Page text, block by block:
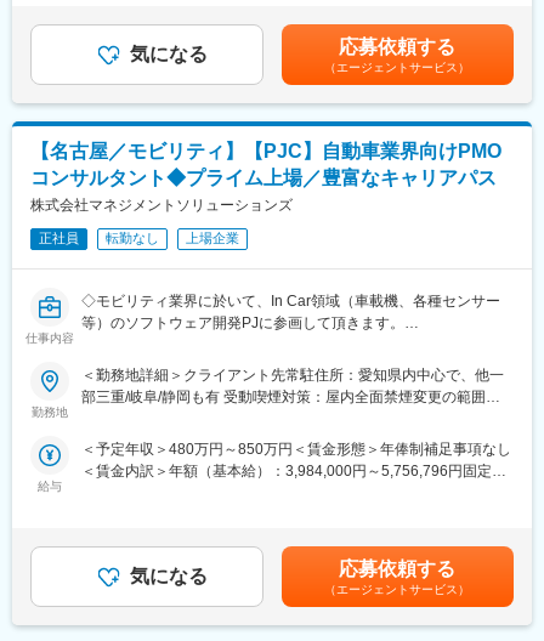
■働きやすさ：
・月8～9休／深夜営業基本なし
・休日出勤や欠員時はSV・ブロック長がサポートし、エリア内で
人員を補完
・無理な長時間労働を防ぐ、組織的な運営体制
■インセンティブ制度／年4回
・四半期毎の店舗ランキングにより支給
「人を育て、店を良くする」
■こんな方におすすめ：
・売上管理だけでなく、「人を育てる店長」を目指したい方
・国内外など、将来のキャリアの選択肢を広く持ちたい方
・安定した基盤のもと、長期的にキャリアアップしたい方
・RFP／WBSはじめ、提案資料等ドキュメント作成
・クライアントフェーシング及び、意思決定支援
・PJ内外での課題やプロセスの可視化／分析／改善提案／実行／
定着化及び、PJ推進に関するルール／ポリシー／ガイドライン策
定
・PJメンバーへの指揮／統率及び、育成／フォロー
※その他、プロジェクトの進行や行程をよりスムーズに行うための
サポートを幅広く行います。
■案件事例
・大手部品メーカー：ECU搭載の電子PFソフトウェア開発PMO
・大手部品メーカー：大規模システム開発PJマネジメントの仕組
・モビリティソフト会社：自動運転システム開発PMO及び、同シ
ステム品質監査査定／運用支援
部門全体のマネジメント改善
※上記はあくまで一例です。
PMOとしてのキャリアは以下１～４のステップがございます。
１．プロジェクトアドミニストレーター
２．プロジェクトコントローラー
３．プロジェクトマネジメントアナリスト
４．プロジェクトマネジメントコンサルタント
残業手当＞有＜給与補足＞※当社給与規定により、経験・スキル等
を考慮した上で決定いたします。■昇給・昇格：基本的に年1回
（ご入社月により変動）・子ども手当※・通勤交通費支給（上限5
万円）※・テレワーク手当※※については、当社規程に準じ支給賃
金はあくまでも目安の金額であり、選考を通じて上下する可能性
があります。月給(月額)は固定手当を含めた表記です。
気になる 応募依頼する
（エージェントサービス）
【名古屋／モビリティ】【PJC】自動車業界向けPMO
コンサルタント◆プライム上場／豊富なキャリアパス
株式会社マネジメントソリューションズ
正社員 転勤なし 上場企業
仕事内容
◇モビリティ業界に於いて、In Car領域（車載機、各種センサー
等）のソフトウェア開発PJに参画して頂きます。
合わせたプロジェクトコントローラー（PJC）として、PJ状況を
正確に把握／可視化と問題を早期発見し、リーダーが意思決定す
■業務詳細
※下記内容はプロジェクト（以下PJと略称）次第で、対応するか
・PJ課題に対する解決支援
・開発ベンダー等協力会社及び、クライアントとのスケジュール/
進捗等の各種調整
・会議体ファシリテート（議事録作成含む）及び、クライアント
勤務地
＜勤務地詳細＞クライアント先常駐住所：愛知県内中心で、他一
部三重/岐阜/静岡も有 受動喫煙対策：屋内全面禁煙変更の範囲：
社の事業所以外が勤務地となる場合あり
給与
＜予定年収＞480万円～850万円＜賃金形態＞年俸制補足事項なし
＜賃金内訳＞年額（基本給）：3,984,000円～5,756,796円固定残
手当＞有＜給与補足＞※当社給与規定により、経験・スキル等を考
慮した上で決定いたします。■昇給・昇格：基本的に年1回（ご入
社月により変動）・子ども手当※・通勤交通費支給（上限5万円）
※・テレワーク手当※※については、当社規程に準じ支給賃金はあ
気になる 応募依頼する
（エージェントサービス）